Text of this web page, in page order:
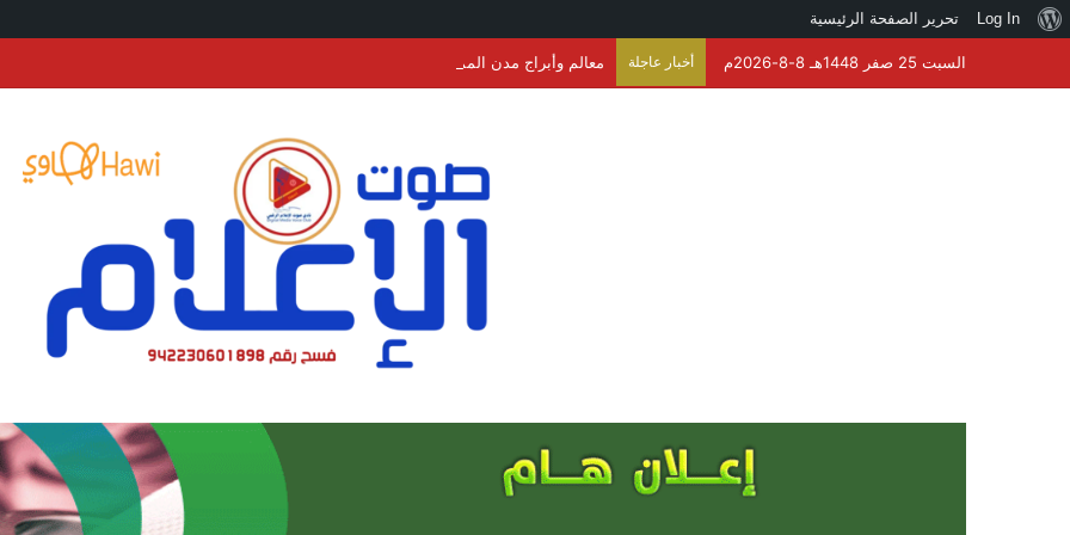
نبذة
ووردبريس
Log In تحرير الصفحة الرئيسية
السبت 25 صفر 1448هـ 8-8-2026م أخبار عاجلة معالم وأبراج مدن المملكة تتوشّح بأعلام المملكة وتركيا وباكستان احتفاءً بتوقيع “اتفاقية مكة